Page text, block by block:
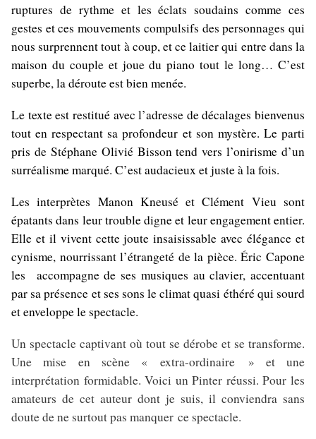
ruptures de rythme et les éclats soudains comme ces
gestes et ces mouvements compulsifs des personnages qui
nous surprennent tout à coup, et ce laitier qui entre dans la
maison du couple et joue du piano tout le long… C’est
superbe, la déroute est bien menée.
Le texte est restitué avec l’adresse de décalages bienvenus
tout en respectant sa profondeur et son mystère. Le parti
pris de Stéphane Olivié Bisson tend vers l’onirisme d’un
surréalisme marqué. C’est audacieux et juste à la fois.
Les interprètes Manon Kneusé et Clément Vieu sont
épatants dans leur trouble digne et leur engagement entier.
Elle et il vivent cette joute insaisissable avec élégance et
cynisme, nourrissant l’étrangeté de la pièce. Éric Capone
les accompagne de ses musiques au clavier, accentuant
par sa présence et ses sons le climat quasi éthéré qui sourd
et enveloppe le spectacle.
Un spectacle captivant où tout se dérobe et se transforme.
Une mise en scène « extra-ordinaire » et une
interprétation formidable. Voici un Pinter réussi. Pour les
amateurs de cet auteur dont je suis, il conviendra sans
doute de ne surtout pas manquer ce spectacle.